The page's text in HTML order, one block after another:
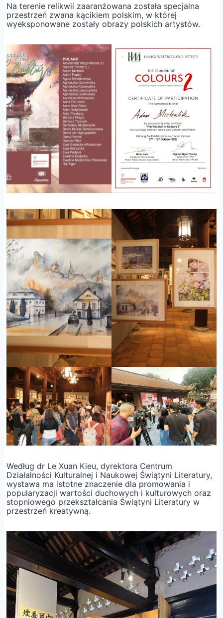
Na terenie relikwii zaaranżowana została specjalna
przestrzeń zwana kącikiem polskim, w której
wyeksponowane zostały obrazy polskich artystów.
Według dr Le Xuan Kieu, dyrektora Centrum
Działalności Kulturalnej i Naukowej Świątyni Literatury,
wystawa ma istotne znaczenie dla promowania i
popularyzacji wartości duchowych i kulturowych oraz
stopniowego przekształcania Świątyni Literatury w
przestrzeń kreatywną.